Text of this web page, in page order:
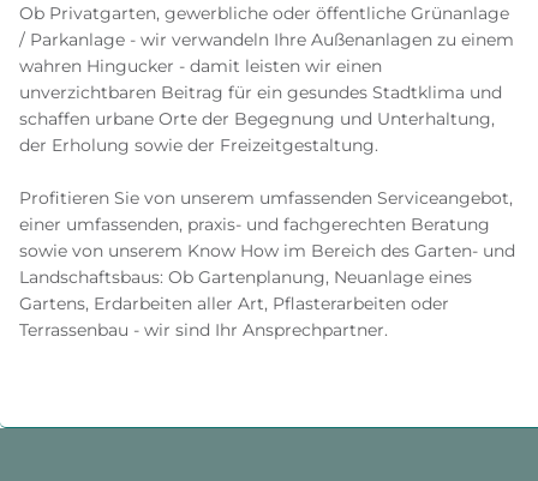
Ob Privatgarten, gewerbliche oder öffentliche Grünanlage
/ Parkanlage - wir verwandeln Ihre Außenanlagen zu einem
wahren Hingucker - damit leisten wir einen
unverzichtbaren Beitrag für ein gesundes Stadtklima und
schaffen urbane Orte der Begegnung und Unterhaltung,
der Erholung sowie der Freizeitgestaltung.
Profitieren Sie von unserem umfassenden Serviceangebot,
einer umfassenden, praxis- und fachgerechten Beratung
sowie von unserem Know How im Bereich des Garten- und
Landschaftsbaus: Ob Gartenplanung, Neuanlage eines
Gartens, Erdarbeiten aller Art, Pflasterarbeiten oder
Terrassenbau - wir sind Ihr Ansprechpartner.